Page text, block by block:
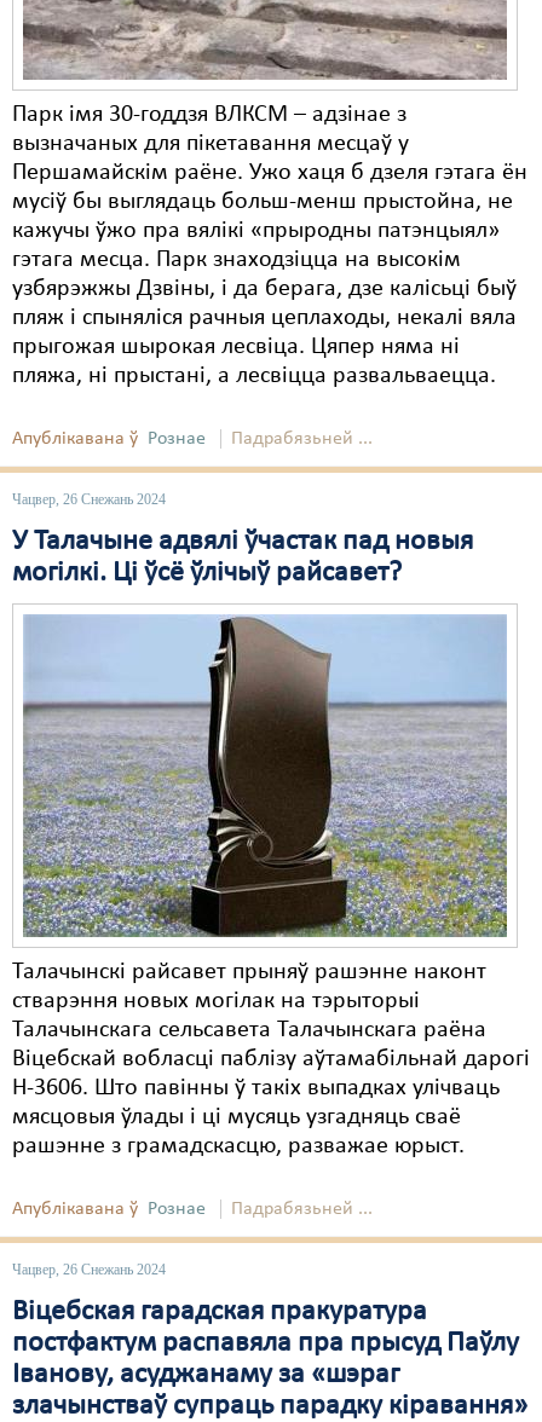
Парк імя 30-годдзя ВЛКСМ – адзінае з
вызначаных для пікетавання месцаў у
Першамайскім раёне. Ужо хаця б дзеля гэтага ён
мусіў бы выглядаць больш-менш прыстойна, не
кажучы ўжо пра вялікі «прыродны патэнцыял»
гэтага месца. Парк знаходзіцца на высокім
узбярэжжы Дзвіны, і да берага, дзе калісьці быў
пляж і спыняліся рачныя цеплаходы, некалі вяла
прыгожая шырокая лесвіца. Цяпер няма ні
пляжа, ні прыстані, а лесвіцца развальваецца.
Апублікавана ў Рознае Падрабязьней ...
Чацвер, 26 Снежань 2024
У Талачыне адвялі ўчастак пад новыя
могілкі. Ці ўсё ўлічыў райсавет?
Талачынскі райсавет прыняў рашэнне наконт
стварэння новых могілак на тэрыторыі
Талачынскага сельсавета Талачынскага раёна
Віцебскай вобласці паблізу аўтамабільнай дарогі
Н-3606. Што павінны ў такіх выпадках улічваць
мясцовыя ўлады і ці мусяць узгадняць сваё
рашэнне з грамадскасцю, разважае юрыст.
Апублікавана ў Рознае Падрабязьней ...
Чацвер, 26 Снежань 2024
Віцебская гарадская пракуратура
постфактум распавяла пра прысуд Паўлу
Іванову, асуджанаму за «шэраг
злачынстваў супраць парадку кіравання»
ЛПП
Мігранты
Мірныя сходы
Палітвязьні
Праваабаронцы
Правы дзіцяці
Пэнітэнцыярная сыстэма
Распальваньне варожасьці
Свабода слова
Свабода сумленьня
Суд
Сьмяротнае пакараньне
Правы працоўных
Сацыяльныя правы